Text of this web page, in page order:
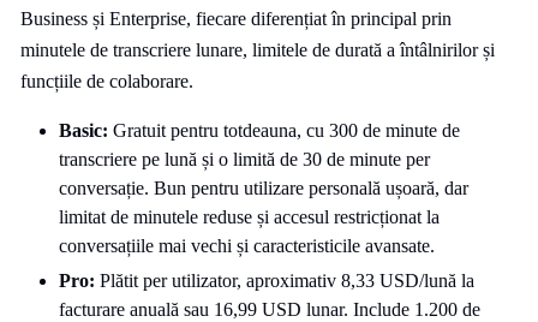
Business și Enterprise, fiecare diferențiat în principal prin
minutele de transcriere lunare, limitele de durată a întâlnirilor și
funcțiile de colaborare.
Basic: Gratuit pentru totdeauna, cu 300 de minute de
transcriere pe lună și o limită de 30 de minute per
conversație. Bun pentru utilizare personală ușoară, dar
limitat de minutele reduse și accesul restricționat la
conversațiile mai vechi și caracteristicile avansate.
Pro: Plătit per utilizator, aproximativ 8,33 USD/lună la
facturare anuală sau 16,99 USD lunar. Include 1.200 de